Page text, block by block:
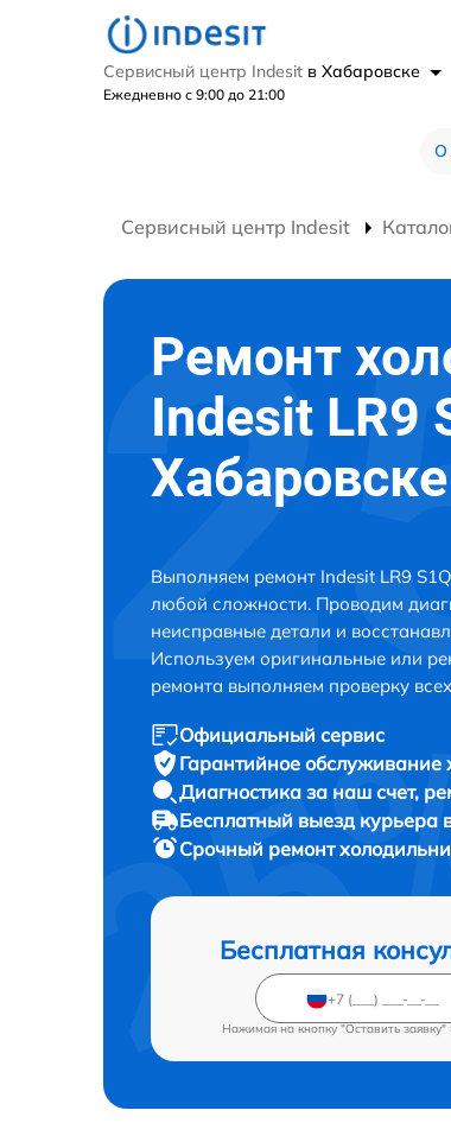
Сервисный центр Indesit в Хабаровске
Ежедневно с 9:00 до 21:00
О
Сервисный центр Indesit
Ремонт
Indesit LR9
Хабаровске
Выполняем ремонт Indesit LR9
любой сложности. Проводим
неисправные детали и
Используем оригинальные или
ремонта выполняем проверку
Официальный сервис
Гарантийное обслуживание
Диагностика за наш счет,
Бесплатный выезд курьера
Срочный ремонт
Бесплатная
Нажимая на кнопку "Оставить